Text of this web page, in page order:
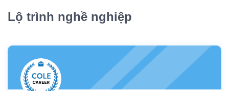
Lộ trình nghề nghiệp